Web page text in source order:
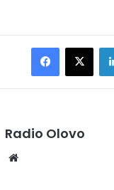
Facebook
X
Radio Olovo